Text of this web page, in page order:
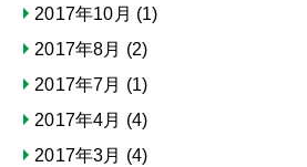
2017年10月 (1)
2017年8月 (2)
2017年7月 (1)
2017年4月 (4)
2017年3月 (4)